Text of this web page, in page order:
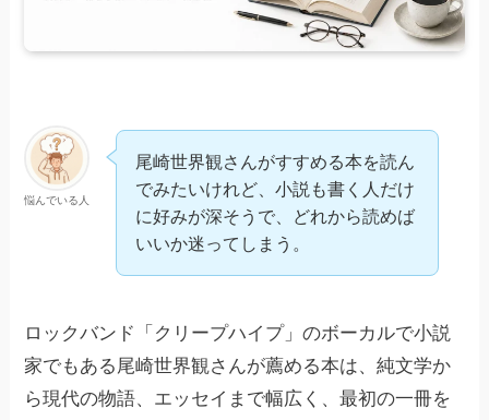
悩んでいる人
尾崎世界観さんがすすめる本を読ん
でみたいけれど、小説も書く人だけ
に好みが深そうで、どれから読めば
いいか迷ってしまう。
ロックバンド「クリープハイプ」のボーカルで小説
家でもある尾崎世界観さんが薦める本は、純文学か
ら現代の物語、エッセイまで幅広く、最初の一冊を